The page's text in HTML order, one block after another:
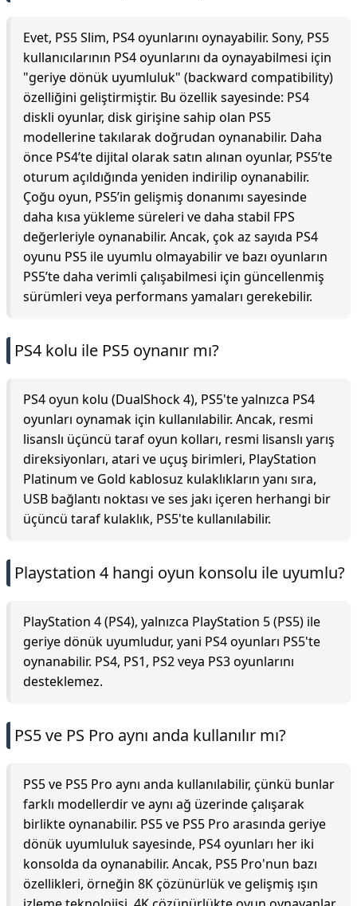
Evet, PS5 Slim, PS4 oyunlarını oynayabilir. Sony, PS5
kullanıcılarının PS4 oyunlarını da oynayabilmesi için
"geriye dönük uyumluluk" (backward compatibility)
özelliğini geliştirmiştir. Bu özellik sayesinde: PS4
diskli oyunlar, disk girişine sahip olan PS5
modellerine takılarak doğrudan oynanabilir. Daha
önce PS4’te dijital olarak satın alınan oyunlar, PS5’te
oturum açıldığında yeniden indirilip oynanabilir.
Çoğu oyun, PS5’in gelişmiş donanımı sayesinde
daha kısa yükleme süreleri ve daha stabil FPS
değerleriyle oynanabilir. Ancak, çok az sayıda PS4
oyunu PS5 ile uyumlu olmayabilir ve bazı oyunların
PS5’te daha verimli çalışabilmesi için güncellenmiş
sürümleri veya performans yamaları gerekebilir.
PS4 kolu ile PS5 oynanır mı?
PS4 oyun kolu (DualShock 4), PS5'te yalnızca PS4
oyunları oynamak için kullanılabilir. Ancak, resmi
lisanslı üçüncü taraf oyun kolları, resmi lisanslı yarış
direksiyonları, atari ve uçuş birimleri, PlayStation
Platinum ve Gold kablosuz kulaklıkların yanı sıra,
USB bağlantı noktası ve ses jakı içeren herhangi bir
üçüncü taraf kulaklık, PS5'te kullanılabilir.
Playstation 4 hangi oyun konsolu ile uyumlu?
PlayStation 4 (PS4), yalnızca PlayStation 5 (PS5) ile
geriye dönük uyumludur, yani PS4 oyunları PS5'te
oynanabilir. PS4, PS1, PS2 veya PS3 oyunlarını
desteklemez.
PS5 ve PS Pro aynı anda kullanılır mı?
PS5 ve PS5 Pro aynı anda kullanılabilir, çünkü bunlar
farklı modellerdir ve aynı ağ üzerinde çalışarak
birlikte oynanabilir. PS5 ve PS5 Pro arasında geriye
dönük uyumluluk sayesinde, PS4 oyunları her iki
konsolda da oynanabilir. Ancak, PS5 Pro'nun bazı
özellikleri, örneğin 8K çözünürlük ve gelişmiş ışın